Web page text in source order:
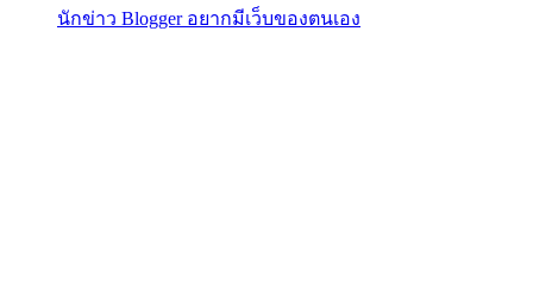
นักข่าว Blogger อยากมีเว็บของตนเอง